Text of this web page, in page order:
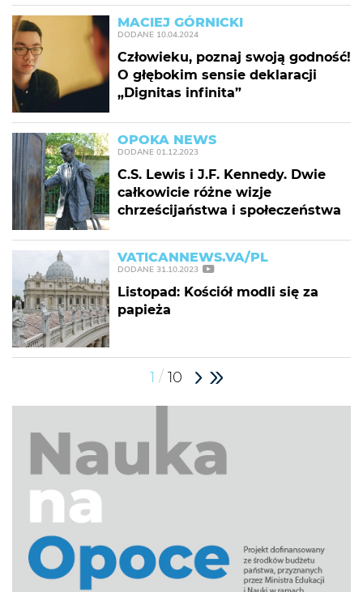
MACIEJ GÓRNICKI
DODANE 10.04.2024
Człowieku, poznaj swoją godność!
O głębokim sensie deklaracji
„Dignitas infinita”
OPOKA NEWS
DODANE 01.12.2023
C.S. Lewis i J.F. Kennedy. Dwie
całkowicie różne wizje
chrześcijaństwa i społeczeństwa
VATICANNEWS.VA/PL
DODANE 31.10.2023
Listopad: Kościół modli się za
papieża
1 / 10